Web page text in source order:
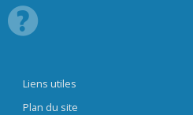
Liens utiles
Plan du site